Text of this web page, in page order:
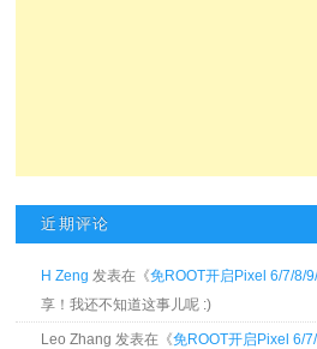
近期评论
H Zeng 发表在《免ROOT开启Pixel 6/7/8/
享！我还不知道这事儿呢 :)
Leo Zhang 发表在《免ROOT开启Pixel 6/